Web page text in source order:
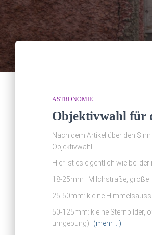
ASTRONOMIE
Objektivwahl für
Nach dem Artikel über den
Objektivwahl.
Hier ist es eigentlich wie bei
18-25mm : Milchstraße,
25-50mm: kleine
50-125mm: kleine Sternbilder,
umgebung)
(mehr …)